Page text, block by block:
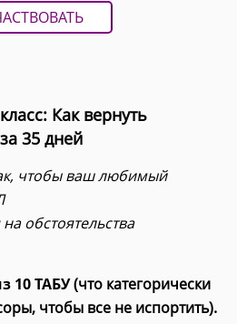
Как вернуть
35 дней
чтобы ваш любимый
обстоятельства
10 ТАБУ(что категорически
чтобы все не испортить).